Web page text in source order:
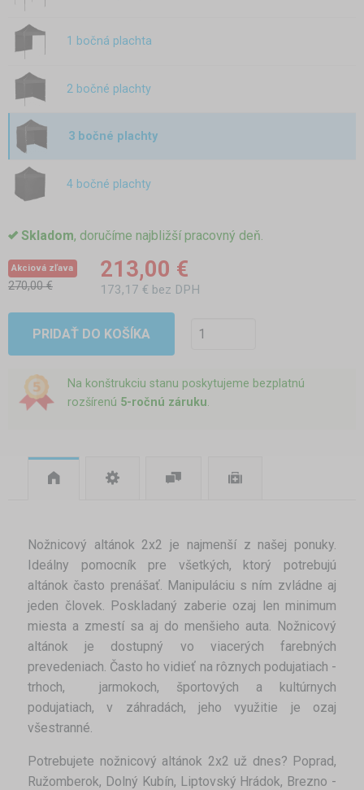
1 bočná plachta
2 bočné plachty
3 bočné plachty
4 bočné plachty
Skladom, doručíme najbližší pracovný deň.
Akciová zľava
270,00 €
213,00 €
173,17 € bez DPH
PRIDAŤ DO KOŠÍKA
Na konštrukciu stanu poskytujeme bezplatnú
rozšírenú 5-ročnú záruku.
Nožnicový altánok 2x2 je najmenší z našej ponuky.
Ideálny pomocník pre všetkých, ktorý potrebujú
altánok často prenášať. Manipuláciu s ním zvládne aj
jeden človek. Poskladaný zaberie ozaj len minimum
miesta a zmestí sa aj do menšieho auta. Nožnicový
altánok je dostupný vo viacerých farebných
prevedeniach. Často ho vidieť na rôznych podujatiach -
trhoch, jarmokoch, športových a kultúrnych
podujatiach, v záhradách, jeho využitie je ozaj
všestranné.
Potrebujete nožnicový altánok 2x2 už dnes? Poprad,
Ružomberok, Dolný Kubín, Liptovský Hrádok, Brezno -